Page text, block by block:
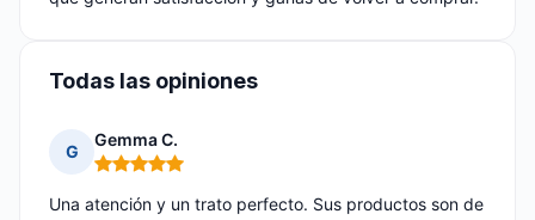
Todas las opiniones
G
Gemma C.
Nota: 5 de 5
Una atención y un trato perfecto. Sus productos son de